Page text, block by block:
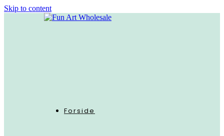
Skip to content
Forside